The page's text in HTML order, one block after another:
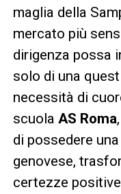
maglia della
mercato più
dirigenza possa
solo di una
necessità di
scuola AS Roma
di possedere
genovese,
certezze